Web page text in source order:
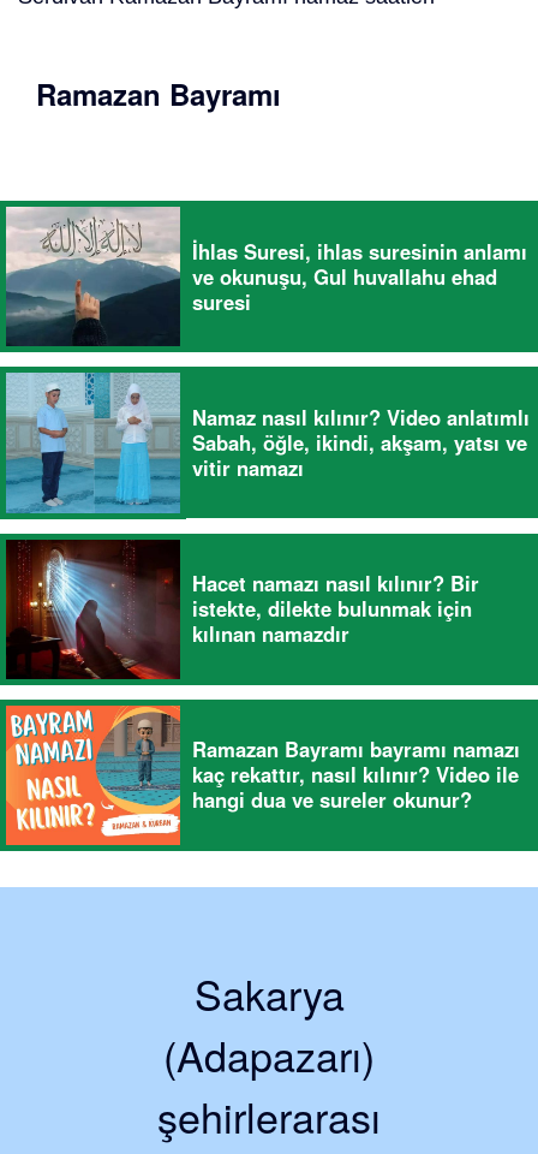
Ramazan Bayramı
İhlas Suresi, ihlas suresinin anlamı
ve okunuşu, Gul huvallahu ehad
suresi
Namaz nasıl kılınır? Video anlatımlı
Sabah, öğle, ikindi, akşam, yatsı ve
vitir namazı
Hacet namazı nasıl kılınır? Bir
istekte, dilekte bulunmak için
kılınan namazdır
Ramazan Bayramı bayramı namazı
kaç rekattır, nasıl kılınır? Video ile
hangi dua ve sureler okunur?
Sakarya
(Adapazarı)
şehirlerarası